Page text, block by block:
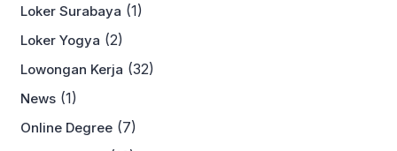
Loker Surabaya (1)
Loker Yogya (2)
Lowongan Kerja (32)
News (1)
Online Degree (7)